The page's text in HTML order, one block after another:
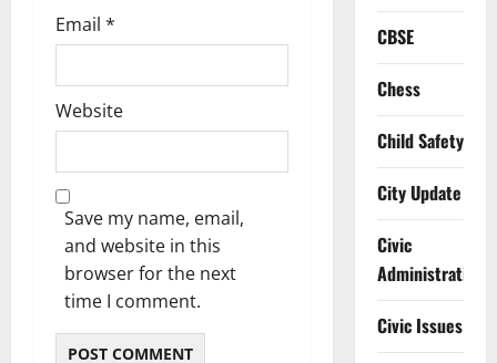
Email *
Website
Save my name, email,
and website in this
browser for the next
time I comment.
CBSE
Chess
Child Safety
City Update
Civic
Administration
Civic Issues